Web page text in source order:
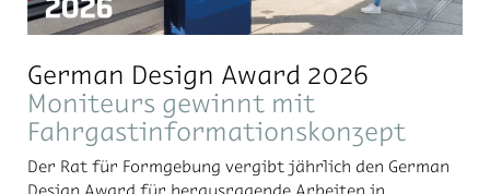
German Design Award 2026
Moniteurs gewinnt mit
Fahrgastinformationskonzept
Der Rat für Formgebung vergibt jährlich den German